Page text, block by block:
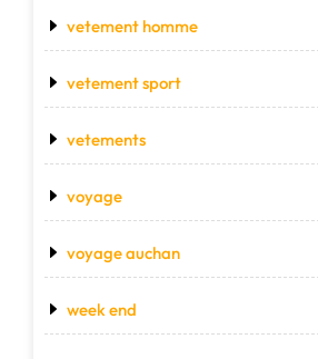
vetement homme
vetement sport
vetements
voyage
voyage auchan
week end